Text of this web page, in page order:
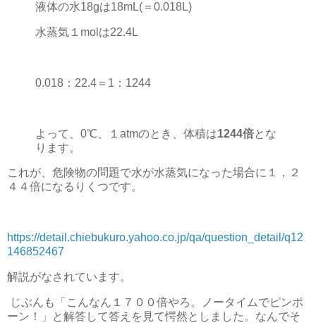
液体の水18gは18mL(＝0.018L)
水蒸気１molは22.4L
0.018：22.4＝1：1244
よって、0℃、１atmのとき、体積は1244倍とな
ります。
これが、危険物の問題で水が水蒸気になった場合に１，２
４４倍になるりくつです。
https://detail.chiebukuro.yahoo.co.jp/qa/question_detail/q12
146852467
解説がなされています。
じぶんも「こんなん１７００倍やろ。ノータイムでピンポ
ーン！」と解答して答えを見て愕然としました。なんでそ